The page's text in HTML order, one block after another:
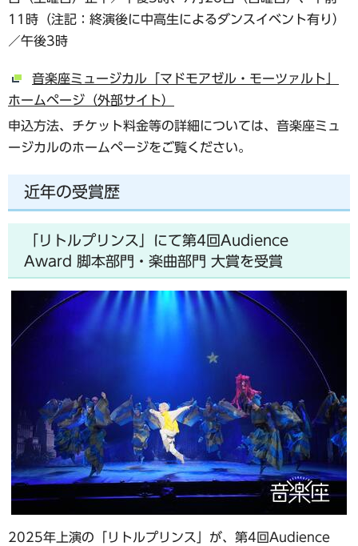
11時（注記：終演後に中高生によるダンスイベント有り）
／午後3時
音楽座ミュージカル「マドモアゼル・モーツァルト」
ホームページ（外部サイト）
申込方法、チケット料金等の詳細については、音楽座ミュ
ージカルのホームページをご覧ください。
近年の受賞歴
「リトルプリンス」にて第4回Audience
Award 脚本部門・楽曲部門 大賞を受賞
2025年上演の「リトルプリンス」が、第4回Audience